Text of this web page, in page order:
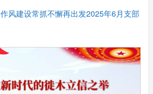
作风建设常抓不懈再出发2025年6月支部